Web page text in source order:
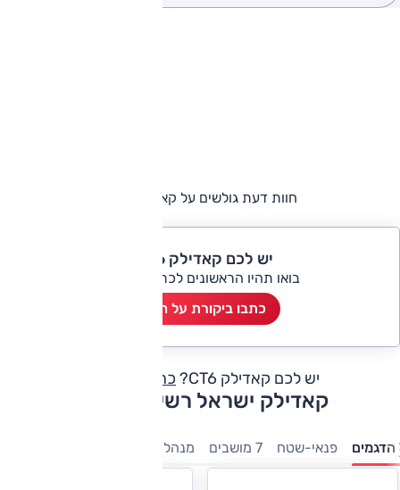
חוות דעת גולשים על קאדילק CT6
יש לכם קאדילק CT6?
בואו תהיו הראשונים לכתוב ביקורת
כתבו ביקורת על הרכב
יש לכם קאדילק CT6? כתבו חוות דעת
קאדילק ישראל רשימת דגמים
הדגמים פנאי-שטח 7 מושבים מנהלים